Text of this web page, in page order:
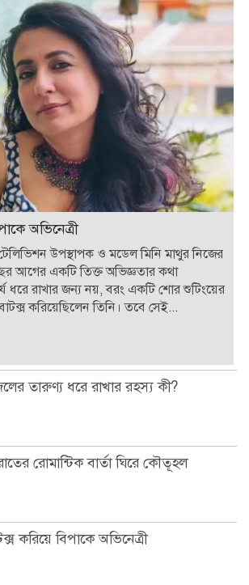
অভিনেত্রী
উপস্থাপক ও মডেল মিনি মাথুর নিজের
আগের একটি তিক্ত অভিজ্ঞতার কথা
ধরে রাখার জন্য নয়, বরং একটি শোর শুটিংয়ের
করিয়েছিলেন তিনি। তবে সেই...
তারুণ্য ধরে রাখার রহস্য কী?
রোমান্টিক বার্তা ঘিরে কৌতূহল
করিয়ে বিপাকে অভিনেত্রী